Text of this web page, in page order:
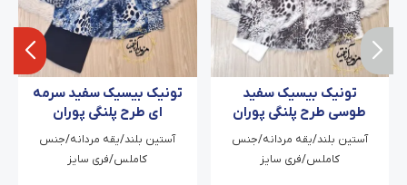
تونیک بیسیک سفید
طوسی طرح پلنگی پوران
آستین بلند/یقه مردانه/جنس
کاملس/فری سایز
تونیک بیسیک سفید سرمه
ای طرح پلنگی پوران
آستین بلند/یقه مردانه/جنس
کاملس/فری سایز